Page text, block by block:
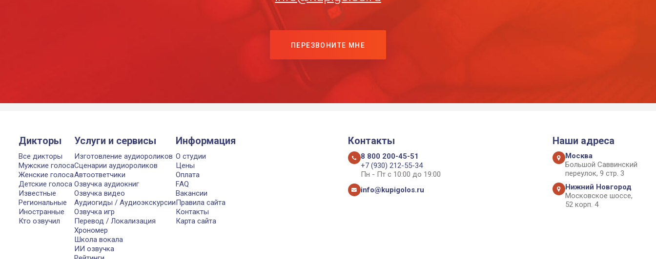
ПЕРЕЗВОНИТЕ МНЕ
Дикторы
Все дикторы
Мужские голоса
Женские голоса
Детские голоса
Известные
Региональные
Иностранные
Кто озвучил
Услуги и сервисы
Изготовление аудиороликов
Сценарии аудиороликов
Автоответчики
Озвучка аудиокниг
Озвучка видео
Аудиогиды / Аудиоэкскурсии
Озвучка игр
Перевод / Локализация
Хрономер
Школа вокала
ИИ озвучка
Информация
О студии
Цены
Оплата
FAQ
Вакансии
Правила сайта
Контакты
Карта сайта
Контакты
8 800 200-45-51
+7 (930) 212-55-34
Пн - Пт с 10:00 до 19:00
info@kupigolos.ru
Наши адреса
Москва
Большой Саввинский
переулок, 9 стр. 3
Нижний Новгород
Московское шоссе,
52 корп. 4